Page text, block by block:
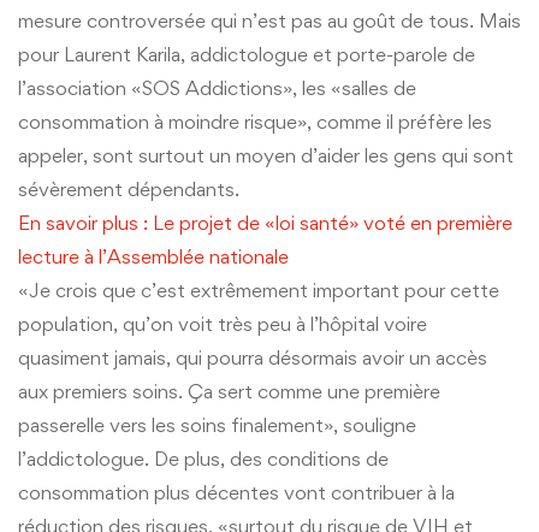
mesure controversée qui n’est pas au goût de tous. Mais
pour Laurent Karila, addictologue et porte-parole de
l’association «SOS Addictions», les «salles de
consommation à moindre risque», comme il préfère les
appeler, sont surtout un moyen d’aider les gens qui sont
sévèrement dépendants.
En savoir plus : Le projet de «loi santé» voté en première
lecture à l’Assemblée nationale
«Je crois que c’est extrêmement important pour cette
population, qu’on voit très peu à l’hôpital voire
quasiment jamais, qui pourra désormais avoir un accès
aux premiers soins. Ça sert comme une première
passerelle vers les soins finalement», souligne
l’addictologue. De plus, des conditions de
consommation plus décentes vont contribuer à la
réduction des risques, «surtout du risque de VIH et